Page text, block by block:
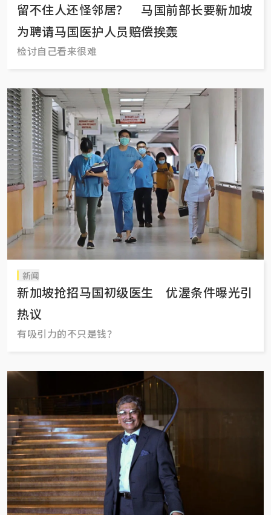
留不住人还怪邻居？ 马国前部长要新加坡
为聘请马国医护人员赔偿挨轰
检讨自己看来很难
新闻
新加坡抢招马国初级医生 优渥条件曝光引
热议
有吸引力的不只是钱？